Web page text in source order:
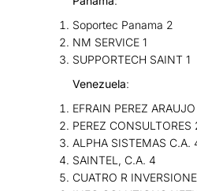
Soportec Panama 2
NM SERVICE 1
SUPPORTECH SAINT 1
Venezuela:
EFRAIN PEREZ
PEREZ CONSULTORES
ALPHA SISTEMAS C.A.
SAINTEL, C.A. 4
CUATRO R